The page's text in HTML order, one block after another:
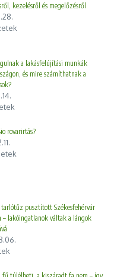
kezelésről és megelőzésről
a lakásfelújítási munkák
és mire számíthatnak a
rovarirtás?
tarlótűz pusztított Székesfehérvár
– lakóingatlanok váltak a lángok
fű túlélheti, a kiszáradt fa nem – így